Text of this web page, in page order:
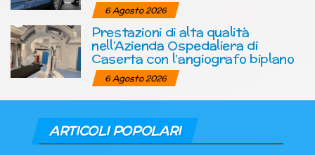
6 Agosto 2026
Prestazioni di alta qualità
nell’Azienda Ospedaliera di
Caserta con l’angiografo biplano
6 Agosto 2026
ARTICOLI POPOLARI